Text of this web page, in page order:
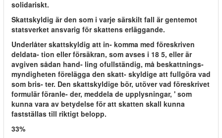
solidariskt.
Skattskyldig är den som i varje särskilt fall är gentemot
statsverket ansvarig för skattens erläggande.
Underlåter skattskyldig att in- komma med föreskriven
deldata- tion eller försäkran, som avses i 18 5, eller är
avgiven sådan hand- ling ofullständig, må beskattnings-
myndigheten förelägga den skatt- skyldige att fullgöra vad
som bris- ter. Den skattskyldige bör, utöver vad föreskrivet
formulär föranle- der, meddela de upplysningar, ' som
kunna vara av betydelse för att skatten skall kunna
fastställas till riktigt belopp.
33%